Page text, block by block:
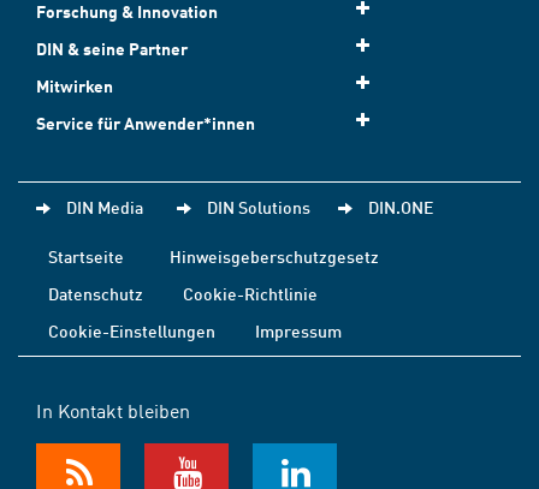
Forschung & Innovation
DIN & seine Partner
Mitwirken
Service für Anwender*innen
DIN Media DIN Solutions DIN.ONE
Startseite
Hinweisgeberschutzgesetz
Datenschutz
Cookie-Richtlinie
Cookie-Einstellungen
Impressum
In Kontakt bleiben